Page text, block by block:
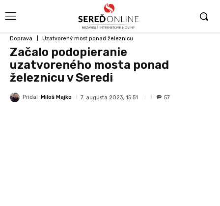
Doprava Uzatvorený most ponad železnicu
Začalo podopieranie
uzatvoreného mosta ponad
železnicu v Seredi
Pridal Miloš Majko 7. augusta 2023, 15:51 57